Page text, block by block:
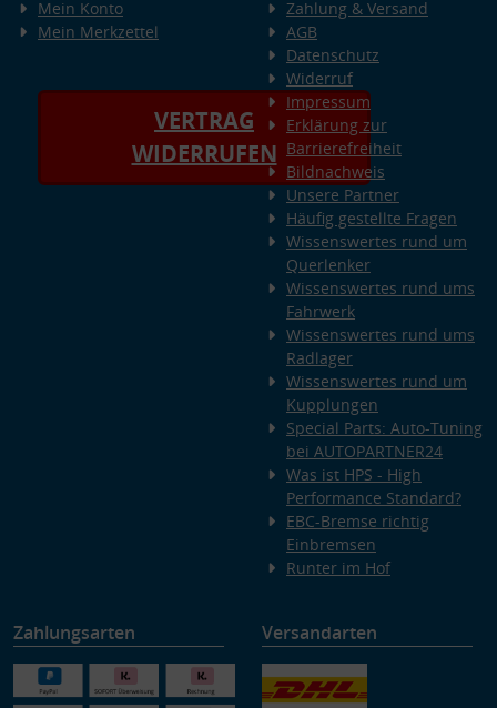
Mein Konto
Mein Merkzettel
VERTRAG
WIDERRUFEN
Zahlung & Versand
AGB
Datenschutz
Widerruf
Impressum
Erklärung zur
Barrierefreiheit
Bildnachweis
Unsere Partner
Häufig gestellte Fragen
Wissenswertes rund um
Querlenker
Wissenswertes rund ums
Fahrwerk
Wissenswertes rund ums
Radlager
Wissenswertes rund um
Kupplungen
Special Parts: Auto-Tuning
bei AUTOPARTNER24
Was ist HPS - High
Performance Standard?
EBC-Bremse richtig
Einbremsen
Runter im Hof
Zahlungsarten Versandarten